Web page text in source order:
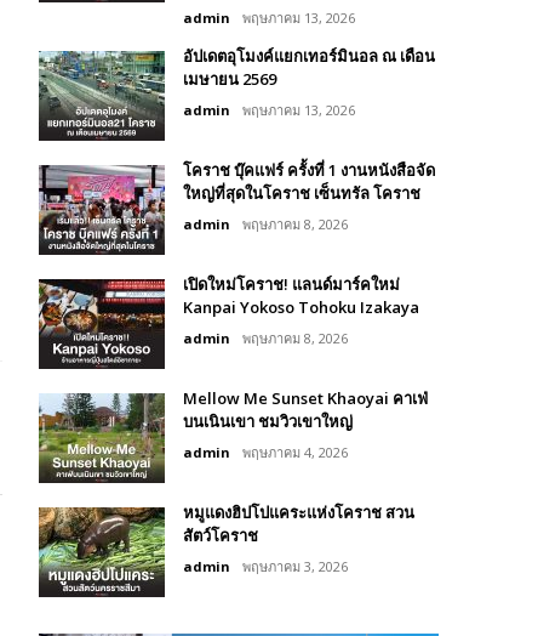
admin พฤษภาคม 13, 2026
อัปเดตอุโมงค์แยกเทอร์มินอล ณ เดือน
เมษายน 2569
admin พฤษภาคม 13, 2026
โคราช บุ๊คแฟร์​ ครั้งที่​ 1 งานหนังสือจัด
ใหญ่ที่สุดในโคราช เซ็นทรัล โคราช
admin พฤษภาคม 8, 2026
เปิดใหม่โคราช! แลนด์มาร์คใหม่
Kanpai Yokoso Tohoku Izakaya
admin พฤษภาคม 8, 2026
Mellow Me Sunset Khaoyai คาเฟ่
บนเนินเขา ชมวิวเขาใหญ่
admin พฤษภาคม 4, 2026
หมูแดงฮิปโปแคระแห่งโคราช สวน
สัตว์โคราช
admin พฤษภาคม 3, 2026